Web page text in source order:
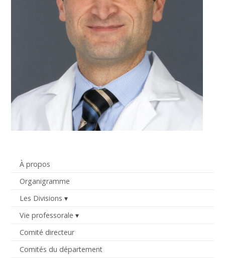
À propos
Organigramme
Les Divisions
Vie professorale
Comité directeur
Comités du département